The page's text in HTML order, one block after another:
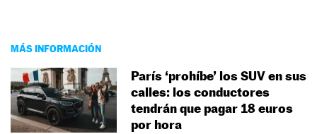
MÁS INFORMACIÓN
París ‘prohíbe’ los SUV en sus
calles: los conductores
tendrán que pagar 18 euros
por hora